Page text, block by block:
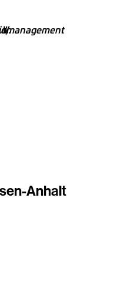
Inhaltund Landmanagement
Anhalt